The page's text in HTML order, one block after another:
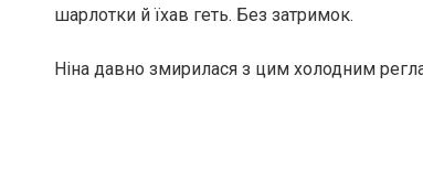
шарлотки й їхав геть. Без затримок.
Ніна давно змирилася з цим холодним